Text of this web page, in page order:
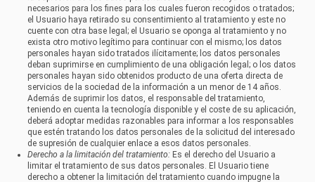
necesarios para los fines para los cuales fueron recogidos o tratados;
el Usuario haya retirado su consentimiento al tratamiento y este no
cuente con otra base legal; el Usuario se oponga al tratamiento y no
exista otro motivo legítimo para continuar con el mismo; los datos
personales hayan sido tratados ilícitamente; los datos personales
deban suprimirse en cumplimiento de una obligación legal; o los datos
personales hayan sido obtenidos producto de una oferta directa de
servicios de la sociedad de la información a un menor de 14 años.
Además de suprimir los datos, el responsable del tratamiento,
teniendo en cuenta la tecnología disponible y el coste de su aplicación,
deberá adoptar medidas razonables para informar a los responsables
que estén tratando los datos personales de la solicitud del interesado
de supresión de cualquier enlace a esos datos personales.
Derecho a la limitación del tratamiento: Es el derecho del Usuario a
limitar el tratamiento de sus datos personales. El Usuario tiene
derecho a obtener la limitación del tratamiento cuando impugne la